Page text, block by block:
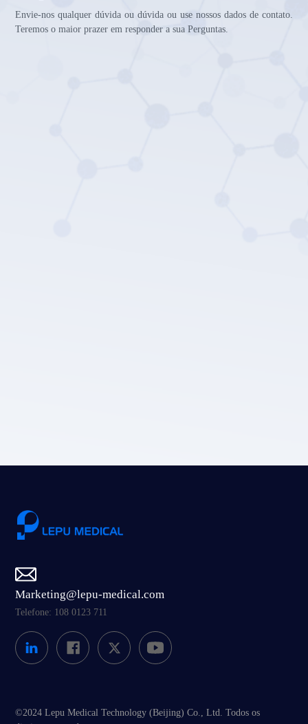
Envie-nos qualquer dúvida ou dúvida ou use nossos dados de contato.
Teremos o maior prazer em responder a sua Perguntas.
Marketing@lepu-medical.com
Telefone: 108 0123 711
©2024 Lepu Medical Technology (Beijing) Co., Ltd. Todos os